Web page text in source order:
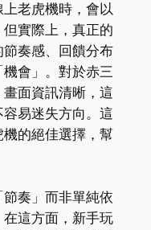
老虎機時，會以
實際上，真正的
奏感、回饋分布
會」。對於赤三
面資訊清晰，這
易迷失方向。這
的絕佳選擇，幫
奏」而非單純依
這方面，新手玩